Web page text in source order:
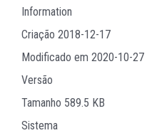
Information
Criação 2018-12-17
Modificado em 2020-10-27
Versão
Tamanho 589.5 KB
Sistema